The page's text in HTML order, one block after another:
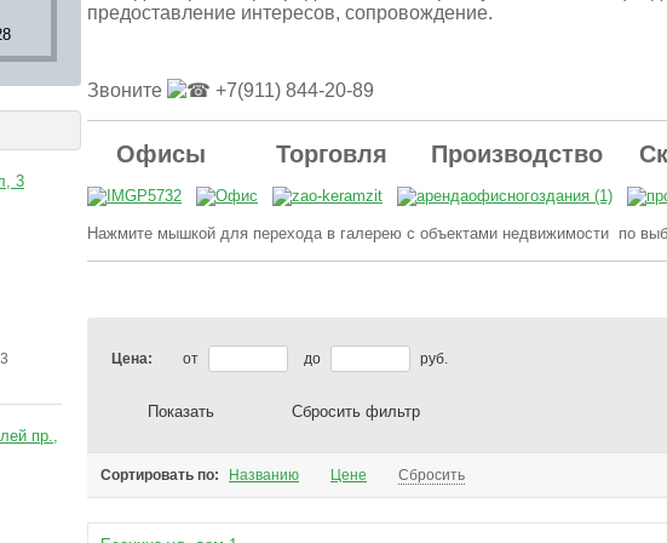
агентстве апартаментов 8 (905) 276-
недвижимости Санкт-
3
пр.,
предоставление интересов, сопровождение.
Звоните +7(911) 844-20-89
Офисы Торговля Производство
Нажмите мышкой для перехода в галерею с объектами недвижимости по
Цена: от до руб.
Показать Сбросить фильтр
Сортировать по: Названию Цене Сбросить